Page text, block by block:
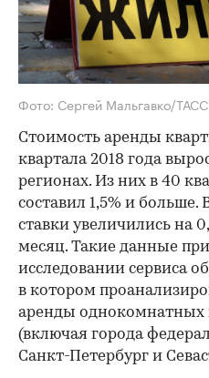
Фото: Сергей Мальгавко/ТАСС
Стоимость аренды
квартала 2018 года
регионах. Из них в 40
составил 1,5% и больше.
ставки увеличились на
месяц. Такие данные
исследовании сервиса
в котором
аренды однокомнатных
(включая города
Санкт-Петербург и